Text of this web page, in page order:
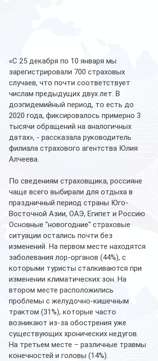
«С 25 декабря по 10 января мы
зарегистрировали 700 страховых
случаев, что почти соответствует
числам предыдущих двух лет. В
доэпидемийный период, то есть до
2020 года, фиксировалось примерно 3
тысячи обращений на аналогичных
датах», - рассказала руководитель
филиала страхового агентства Юлия
Алчеева.
По сведениям страховщика, россияне
чаще всего выбирали для отдыха в
праздничный период страны Юго-
Восточной Азии, ОАЭ, Египет и Россию.
Основные "новогодние" страховые
ситуации остались почти без
изменений. На первом месте находятся
заболевания лор-органов (44%), с
которыми туристы сталкиваются при
изменении климатических зон. На
втором месте расположились
проблемы с желудочно-кишечным
трактом (31%), которые часто
возникают из-за обострения уже
существующих хронических недугов.
На третьем месте – различные травмы
конечностей и головы (14%).